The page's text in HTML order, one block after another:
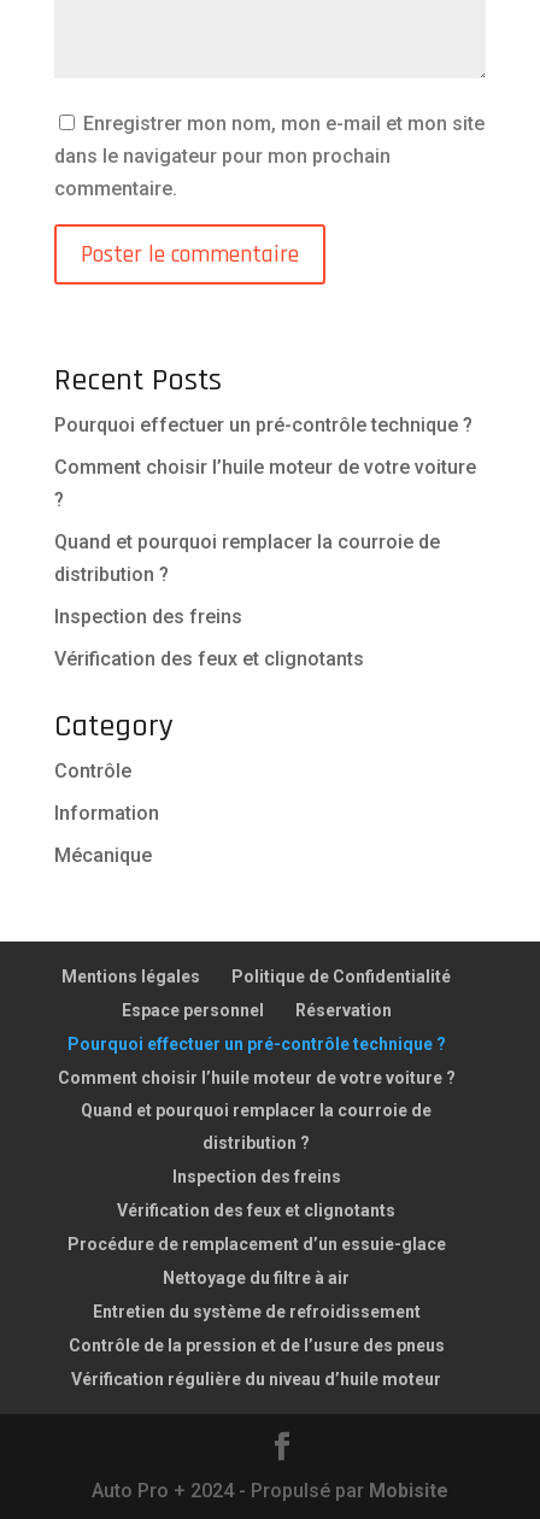
Enregistrer mon nom, mon e-mail et mon site
dans le navigateur pour mon prochain
commentaire.
Recent Posts
Pourquoi effectuer un pré-contrôle technique ?
Comment choisir l’huile moteur de votre voiture
?
Quand et pourquoi remplacer la courroie de
distribution ?
Inspection des freins
Vérification des feux et clignotants
Category
Contrôle
Information
Mécanique
Mentions légales
Politique de Confidentialité
Espace personnel
Réservation
Pourquoi effectuer un pré-contrôle technique ?
Comment choisir l’huile moteur de votre voiture ?
Quand et pourquoi remplacer la courroie de
distribution ?
Inspection des freins
Vérification des feux et clignotants
Procédure de remplacement d’un essuie-glace
Nettoyage du filtre à air
Entretien du système de refroidissement
Contrôle de la pression et de l’usure des pneus
Vérification régulière du niveau d’huile moteur
Auto Pro + 2024 - Propulsé par Mobisite